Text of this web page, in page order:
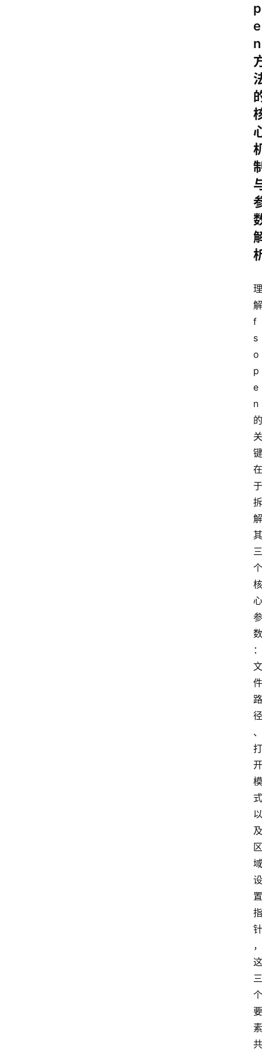
p
e
n
理
解
f
s
o
p
e
n
的
关
键
在
于
拆
解
其
三
个
核
心
参
数
：
文
件
路
径
、
打
开
模
式
以
及
区
域
设
置
指
针
，
这
三
个
要
素
共